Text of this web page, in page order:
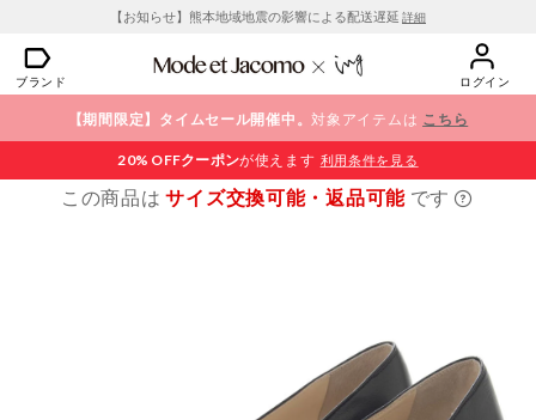
【お知らせ】熊本地域地震の影響による配送遅延 詳細
ブランド ログイン
【期間限定】タイムセール開催中。対象アイテムは こちら
20% OFFクーポンが使えます 利用条件を見る
この商品はサイズ交換可能・返品可能 です